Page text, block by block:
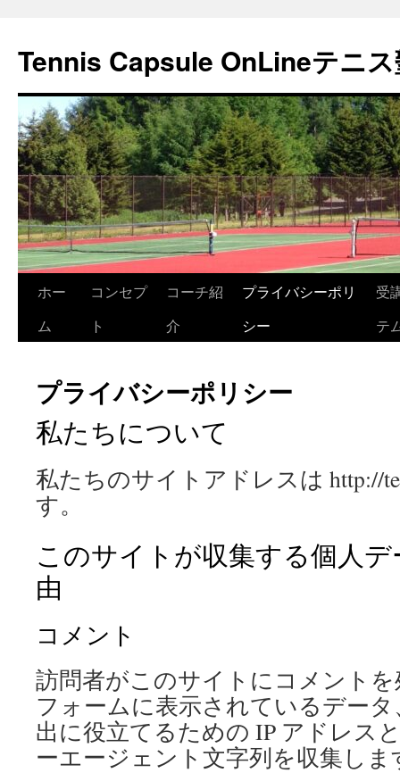
Tennis Capsule OnLineテニ
ン
ツ
プ
ホー
ム
コンセプ
ト
コーチ紹
介
プライバシーポリ
シー
受
テ
プライバシーポリシー
私たちについて
私たちのサイトアドレスは http://
す。
このサイトが収集する個人
由
コメント
訪問者がこのサイトにコメント
フォームに表示されているデー
出に役立てるための IP アドレス
ーエージェント文字列を収集しま